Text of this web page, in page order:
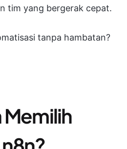
tim yang bergerak cepat.
tanpa hambatan?